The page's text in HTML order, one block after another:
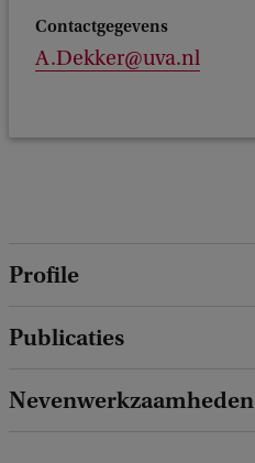
Contactgegevens
A.Dekker@uva.nl
Profile
Publicaties
Nevenwerkzaamheden